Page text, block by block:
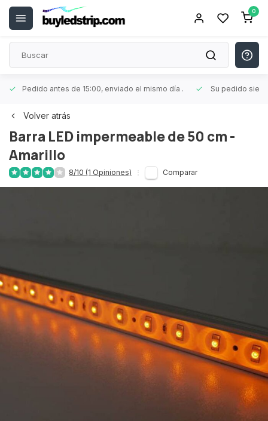
0
Pedido antes de 15:00, enviado el mismo día . Su pedido
Volver atrás
Barra LED impermeable de 50 cm -
Amarillo
8/10 (1 Opiniones) Comparar